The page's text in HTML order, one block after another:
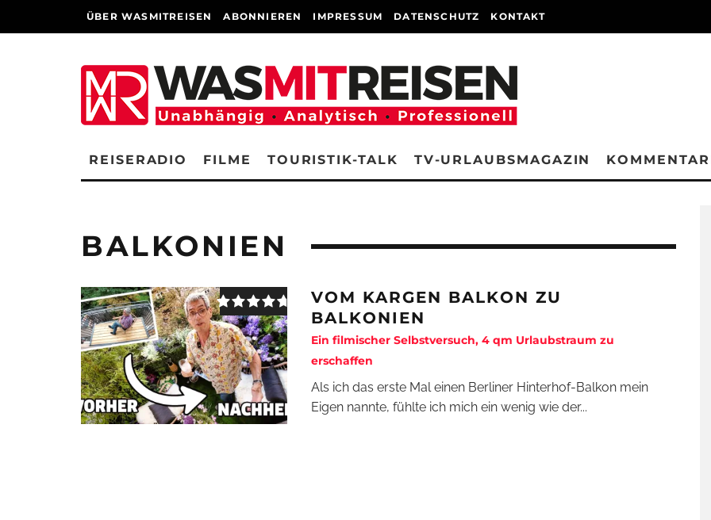
ÜBER WASMITREISEN ABONNIEREN IMPRESSUM DATENSCHUTZ KONTAKT
REISERADIO FILME TOURISTIK-TALK TV-URLAUBSMAGAZIN
BALKONIEN
VOM KARGEN BALKON ZU
BALKONIEN
Ein filmischer Selbstversuch, 4 qm Urlaubstraum zu
erschaffen
Als ich das erste Mal einen Berliner Hinterhof-Balkon mein
Eigen nannte, fühlte ich mich ein wenig wie der...